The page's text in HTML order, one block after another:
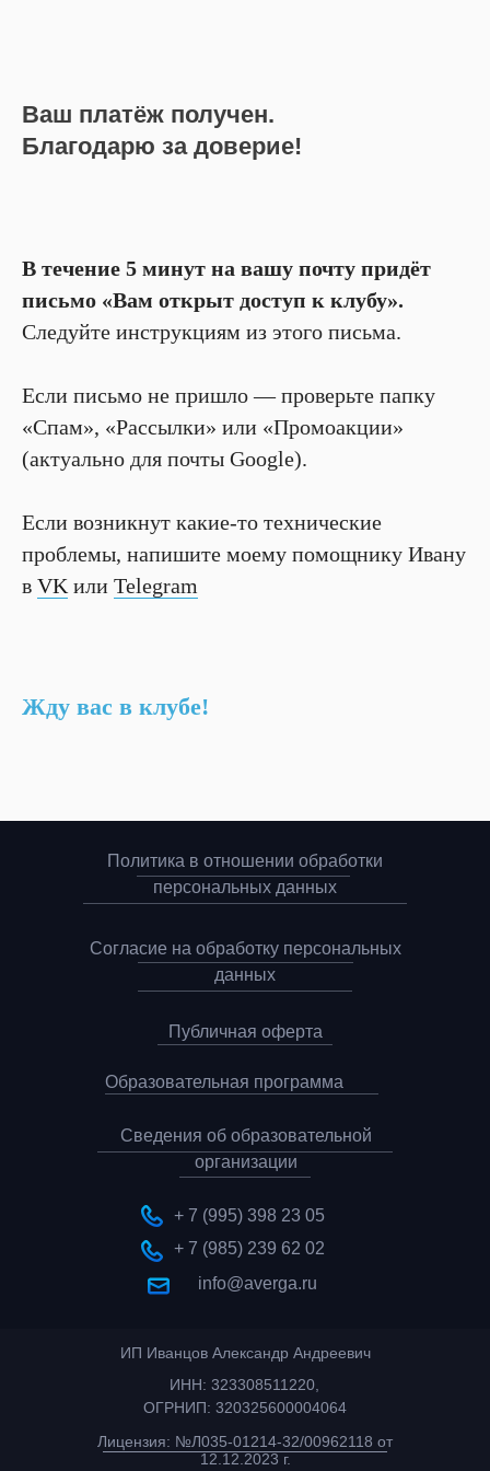
Ваш платёж получен.
Благодарю за доверие!
В течение 5 минут на вашу почту придёт
письмо «Вам открыт доступ к клубу».
Следуйте инструкциям из этого письма.
Если письмо не пришло — проверьте папку
«Спам», «Рассылки» или «Промоакции»
(актуально для почты Google).
Если возникнут какие-то технические
проблемы, напишите моему помощнику Ивану
в VK или Telegram
Жду вас в клубе!
Политика в отношении обработки
персональных данных
Согласие на обработку персональных
данных
+ 7 (995) 398 23 05
info@averga.ru
ИП Иванцов Александр Андреевич
ИНН: 323308511220,
ОГРНИП: 320325600004064
Публичная оферта
Лицензия: №Л035-01214-32/00962118 от
12.12.2023 г.
Образовательная программа
+ 7 (985) 239 62 02
Сведения об образовательной
организации